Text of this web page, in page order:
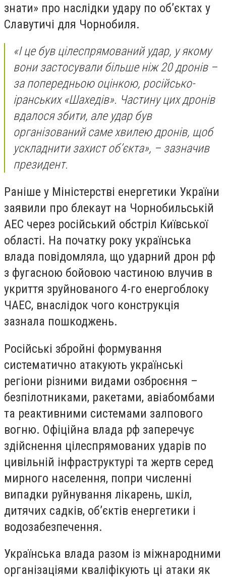
знати» про наслідки удару по об’єктах у
Славутичі для Чорнобиля.
«І це був цілеспрямований удар, у якому
вони застосували більше ніж 20 дронів –
за попередньою оцінкою, російсько-
іранських «Шахедів». Частину цих дронів
вдалося збити, але удар був
організований саме хвилею дронів, щоб
ускладнити захист обʼєкта», – зазначив
президент.
Раніше у Міністерстві енергетики України
заявили про блекаут на Чорнобильській
АЕС через російський обстріл Київської
області. На початку року українська
влада повідомляла, що ударний дрон рф
з фугасною бойовою частиною влучив в
укриття зруйнованого 4-го енергоблоку
ЧАЕС, внаслідок чого конструкція
зазнала пошкоджень.
Російські збройні формування
систематично атакують українські
регіони різними видами озброєння –
безпілотниками, ракетами, авіабомбами
та реактивними системами залпового
вогню. Офіційна влада рф заперечує
здійснення цілеспрямованих ударів по
цивільній інфраструктурі та жертв серед
мирного населення, попри численні
випадки руйнування лікарень, шкіл,
дитячих садків, об’єктів енергетики і
водозабезпечення.
Українська влада разом із міжнародними
організаціями кваліфікують ці атаки як